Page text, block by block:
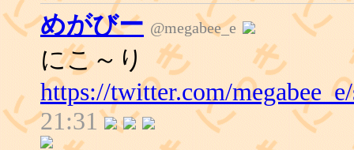
めがびー @megabee_e
にこ～り
https://twitter.com/
21:31